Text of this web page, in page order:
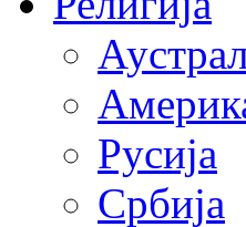
Русија
Србија